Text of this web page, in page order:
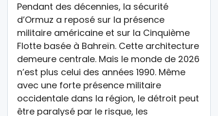
Pendant des décennies, la sécurité
d’Ormuz a reposé sur la présence
militaire américaine et sur la Cinquième
Flotte basée à Bahreïn. Cette architecture
demeure centrale. Mais le monde de 2026
n’est plus celui des années 1990. Même
avec une forte présence militaire
occidentale dans la région, le détroit peut
être paralysé par le risque, les